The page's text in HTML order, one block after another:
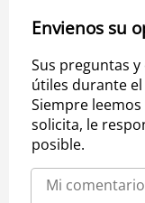
Envienos su
Sus preguntas
útiles durante
Siempre
solicita, le
posible.